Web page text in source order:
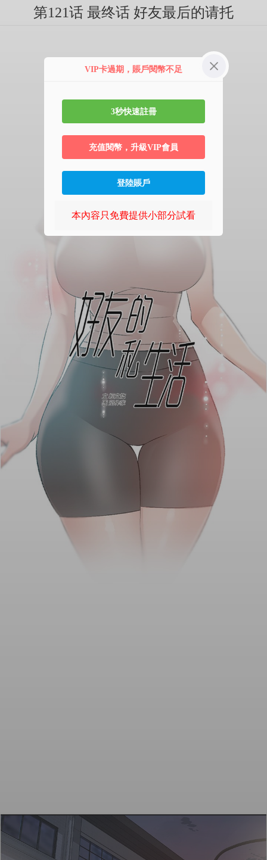
第121话 最终话 好友最后的请托
VIP卡過期，賬戶閱幣不足
3秒快速註冊
充值閱幣，升級VIP會員
登陸賬戶
本內容只免費提供小部分試看